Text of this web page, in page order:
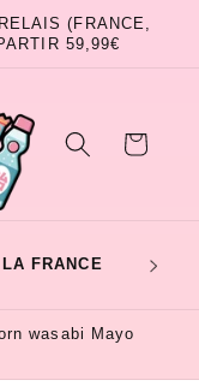
(FRANCE,
59,99€
Panier
FRANCE
wasabi Mayo